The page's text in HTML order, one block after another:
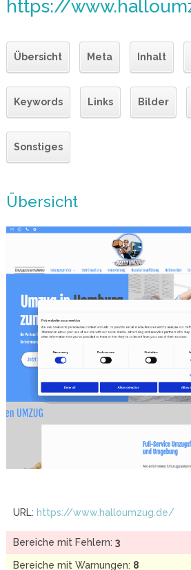
https://
Übersicht Meta Inhalt
Keywords Links Bilder
Sonstiges
Übersicht
URL: https://www.halloumzug.de/
Bereiche mit Fehlern: 3
Bereiche mit Warnungen: 8